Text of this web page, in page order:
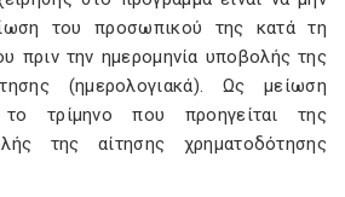
του προσωπικού της κατά τη
πριν την ημερομηνία υποβολής της
(ημερολογιακά). Ως μείωση
τρίμηνο που προηγείται της
της αίτησης χρηματοδότησης